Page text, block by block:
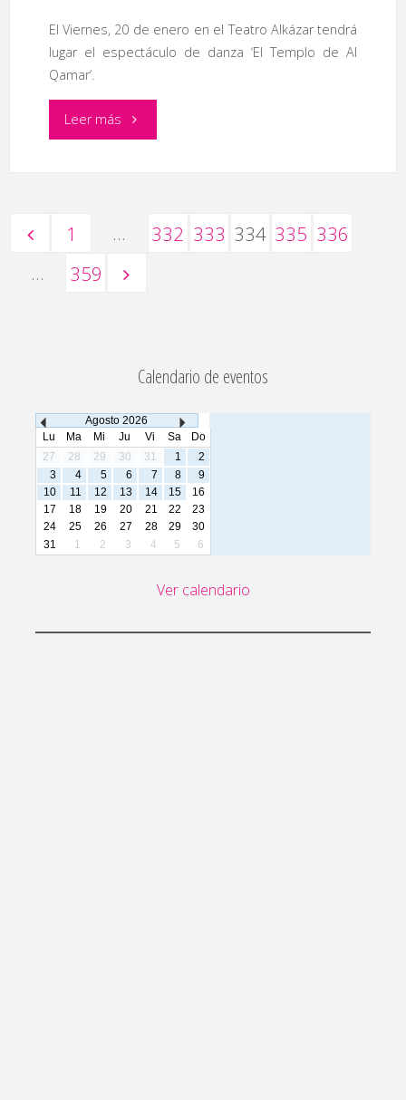
El Viernes, 20 de enero en el Teatro Alkázar tendrá
lugar el espectáculo de danza ‘El Templo de Al
Qamar’.
Leer más"Festival
Oriental"
Paginación
entradas
1 … 332 333 334 335 336
…
359
Calendario de eventos
Agosto 2026
Lu
Ma Mi Ju Vi Sa
Do
27
28 29 30 31 1
2
3
4 5 6 7 8
9
10
11 12 13 14 15
16
17
18 19 20 21 22
23
24
25 26 27 28 29
30
31
1 2 3 4 5 6
Ver calendario